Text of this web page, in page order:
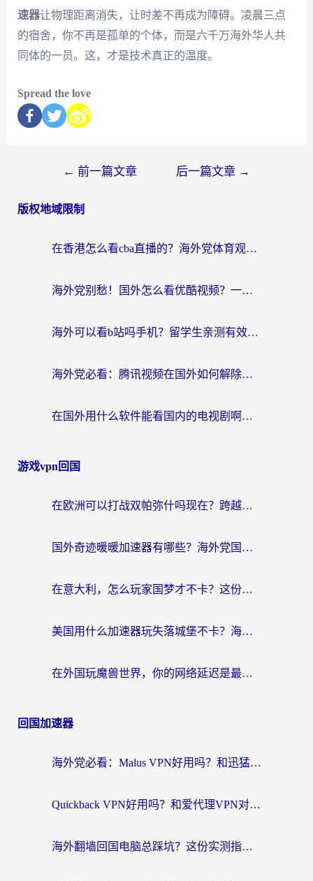
速器让物理距离消失，让时差不再成为障碍。凌晨三点
的宿舍，你不再是孤单的个体，而是六千万海外华人共
同体的一员。这，才是技术真正的温度。
Spread the love
← 前一篇文章 后一篇文章 →
版权地域限制
在香港怎么看cba直播的？海外党体育观赛终极指南：告别版权限制，畅享中文解说
海外党别愁！国外怎么看优酷视频？一招解决追剧、看直播难题
海外可以看b站吗手机？留学生亲测有效的回国加速指南
海外党必看：腾讯视频在国外如何解除地域限制？附优酷咪咕使用指南
在国外用什么软件能看国内的电视剧啊？留学生亲测有效的回国加速方案
游戏vpn回国
在欧洲可以打战双帕弥什吗现在？跨越延迟墙的实战指南
国外奇迹暖暖加速器有哪些？海外党国服游戏畅玩终极指南（附亲测推荐）
在意大利，怎么玩家国梦才不卡？这份终极加速指南请收好
美国用什么加速器玩失落城堡不卡？海外党亲测有效的国服游戏加速指南
在外国玩魔兽世界，你的网络延迟是最大的敌人
回国加速器
海外党必看：Malus VPN好用吗？和迅猛兔VPN对比哪个回国效果更好？附真实体验与避坑指南
Quickback VPN好用吗？和爱代理VPN对比哪个回国效果更好？
海外翻墙回国电脑总踩坑？这份实测指南帮你选对加速器（附ChickCNinitapMalus对比）